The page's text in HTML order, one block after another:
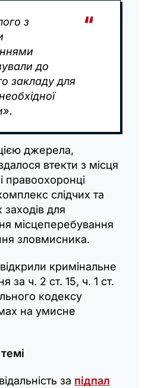
з
до
закладу для
джерела,
втекти з місця
правоохоронці
слідчих та
для
місцеперебування
зловмисника.
відкрили кримінальне
за ч. 2 ст. 15, ч. 1 ст.
кодексу
на умисне
за підпал